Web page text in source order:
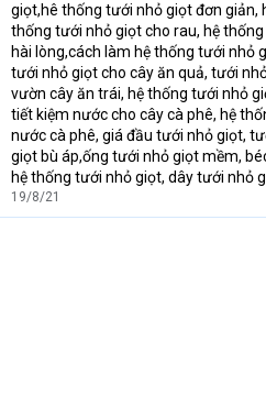
giọt,hê thống tưới nhỏ giọt đơn giản,
thống tưới nhỏ giọt cho rau, hệ
hài lòng,cách làm hệ thống tưới nhỏ
tưới nhỏ giọt cho cây ăn quả, tưới
vườn cây ăn trái, hệ thống tưới nhỏ
tiết kiệm nước cho cây cà phê, hệ
nước cà phê, giá đầu tưới nhỏ giọt,
giọt bù áp,ống tưới nhỏ giọt mềm,
hệ thống tưới nhỏ giọt, dây tưới nhỏ
19/8/21